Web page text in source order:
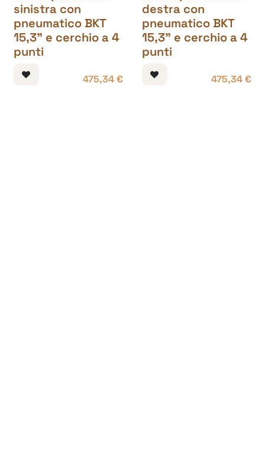
sinistra con
pneumatico BKT
15,3" e cerchio a 4
punti
475,34€
destra con
pneumatico BKT
15,3" e cerchio a 4
punti
475,34€